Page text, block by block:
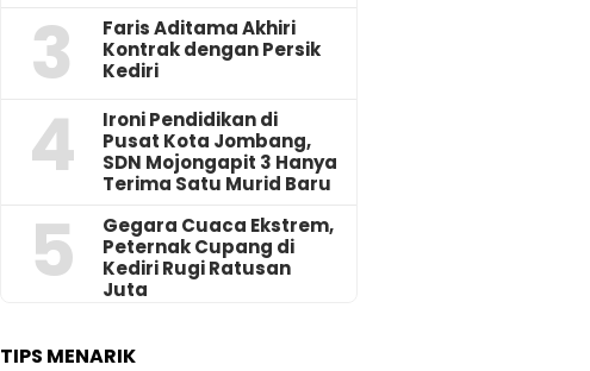
3
Faris Aditama Akhiri
Kontrak dengan Persik
Kediri
4
Ironi Pendidikan di
Pusat Kota Jombang,
SDN Mojongapit 3 Hanya
Terima Satu Murid Baru
5
‎Gegara Cuaca Ekstrem,
Peternak Cupang di
Kediri Rugi Ratusan
Juta
TIPS MENARIK